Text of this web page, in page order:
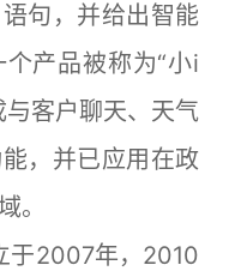
句，并给出智能
产品被称为“小i
客户聊天、天气
，并已应用在政
。
2007年，2010